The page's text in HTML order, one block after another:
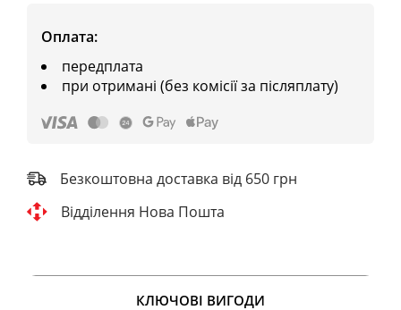
Оплата:
передплата
при отримані (без комісії за післяплату)
Безкоштовна доставка від 650 грн
Відділення Нова Пошта
КЛЮЧОВІ ВИГОДИ